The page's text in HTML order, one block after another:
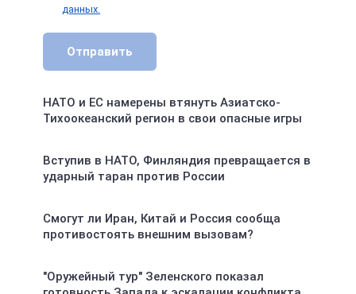
данных.
Отправить
НАТО и ЕС намерены втянуть Азиатско-
Тихоокеанский регион в свои опасные игры
Вступив в НАТО, Финляндия превращается в
ударный таран против России
Смогут ли Иран, Китай и Россия сообща
противостоять внешним вызовам?
"Оружейный тур" Зеленского показал